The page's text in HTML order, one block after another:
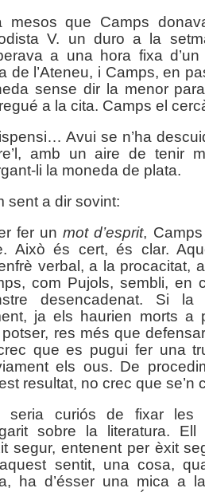
mesos que Camps
V. un duro a la
a una hora fixa
de l’Ateneu, i Camps, en
sense dir la menor
a la cita. Camps el
Avui se n’ha
amb un aire de tenir
li la moneda de plata.
sent a dir sovint:
fer unmot d’esprit,
Això és cert, és clar.
verbal, a la procacitat,
com Pujols, sembli, en
desencadenat. Si
ja els haurien morts a
res més que
que es pugui fer una
els ous. De
resultat, no crec que se’n
seria curiós de fixar les
sobre la literatura.
segur, entenent per èxit
sentit, una cosa,
ha d’ésser una mica a